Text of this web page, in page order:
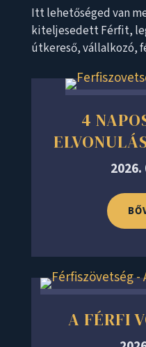
Itt lehetőséged van
kiteljesedett Férfit,
útkereső, vállalkozó,
4
2026.
A FÉRFI